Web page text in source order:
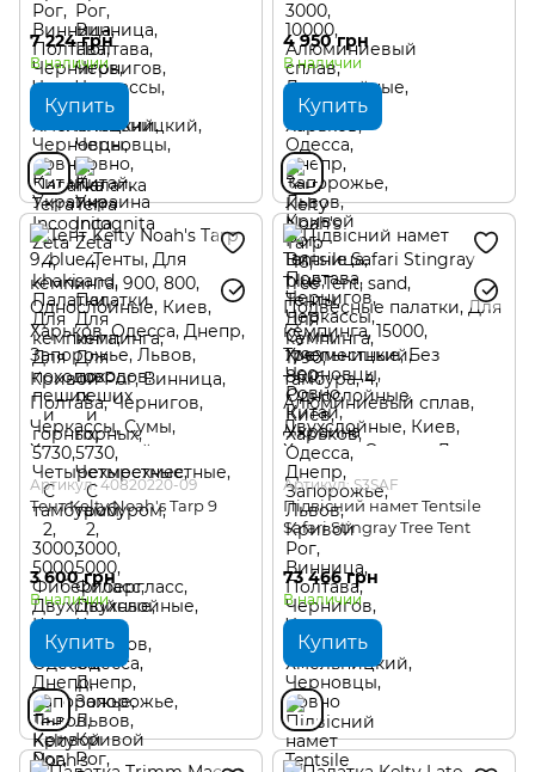
7 224 грн
В наличии
Купить
4 950 грн
В наличии
Купить
Артикул: 40820220-09
Тент Kelty Noah's Tarp 9
3 600 грн
В наличии
Купить
Артикул: S3SAF
Підвісний намет Tentsile
Safari Stingray Tree Tent
73 466 грн
В наличии
Купить